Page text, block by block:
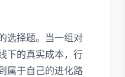
选择题。当一组对
下的真实成本，行
属于自己的进化路